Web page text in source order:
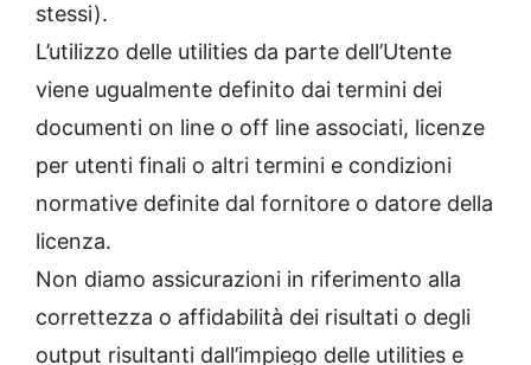
stessi).
L’utilizzo delle utilities da parte dell’Utente
viene ugualmente definito dai termini dei
documenti on line o off line associati, licenze
per utenti finali o altri termini e condizioni
normative definite dal fornitore o datore della
licenza.
Non diamo assicurazioni in riferimento alla
correttezza o affidabilità dei risultati o degli
output risultanti dall’impiego delle utilities e